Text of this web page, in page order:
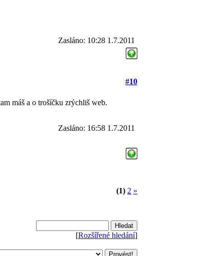
Zasláno: 10:28 1.7.2011
#10
máš a o trošíčku zrýchliš web.
Zasláno: 16:58 1.7.2011
(1) 2 »
[Rozšířené hledání]